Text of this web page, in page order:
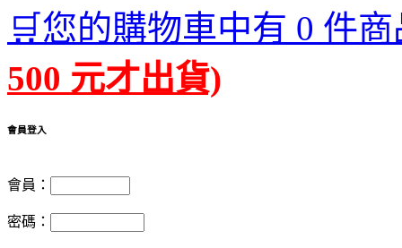
🛒您的購物車中有 0 件
500 元才出貨)
會員登入
會員：
密碼：